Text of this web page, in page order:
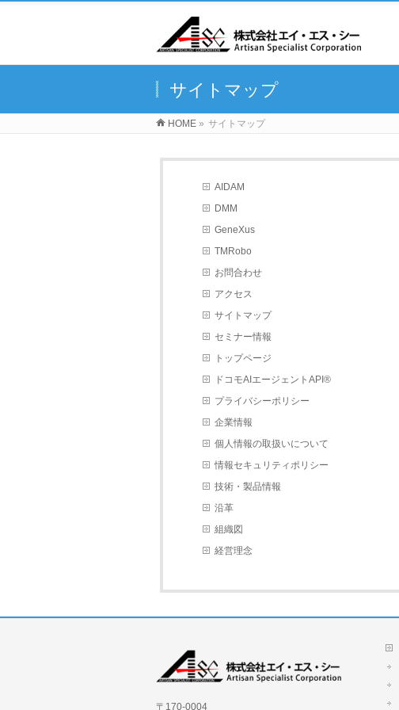
サイトマップ
HOME » サイトマップ
AIDAM
DMM
GeneXus
TMRobo
お問合わせ
アクセス
サイトマップ
セミナー情報
トップページ
ドコモAIエージェントAPI®
プライバシーポリシー
企業情報
個人情報の取扱いについて
情報セキュリティポリシー
技術・製品情報
沿革
組織図
経営理念
〒170-0004